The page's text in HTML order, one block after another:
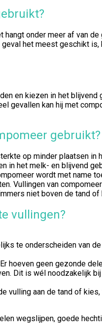
onder meer af van
het meest geschikt is,
en kiezen in het blijvend
gevallen kan hij met
gebruikt?
op minder plaatsen in
in het melk- en blijvend
wordt met name
Vullingen van
niet boven de tand
vullingen?
te onderscheiden van
hoeven geen gezonde
Dit is wél noodzakelijk
vulling aan de tand of
wegslijpen, goede